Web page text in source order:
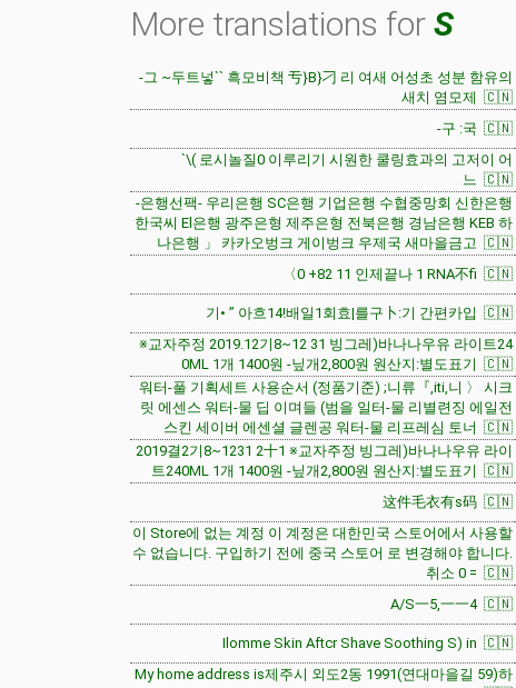
More translations for S
-그 ~두트넣`` 흑모비책 亐}B}刁 리 여새 어성초 성분 함유의
새치 염모제 🇨🇳
-구 :국 🇨🇳
`\( 로시놀질0 이루리기 시원한 쿨링효과의 고저이 어
느 🇨🇳
-은행선팩- 우리은행 SC은행 기업은행 수협중망회 신한은행
한국씨 El은행 광주은형 제주은형 전북은행 경남은행 KEB 하
나은행 」 카카오벙크 게이벙크 우제국 새마을금고 🇨🇳
〈0 +82 11 인제끝나 1 RNA不fi 🇨🇳
기• ” 아흐14!배일1회효|를구卜:기 간편카입 🇨🇳
※교자주정 2019.12기8~12 31 빙그레)바나나우유 라이트24
0ML 1개 1400원 -닢개2,800원 원산지:별도표기 🇨🇳
워터-풀 기획세트 사용순서 (정품기준) ;니류『,iti,니 〉 시크
릿 에센스 워터-물 딥 이며들 (범을 일터-물 리별련징 에일전
스킨 세이버 에센셜 글렌공 워터-물 리프레심 토너 🇨🇳
2019결2기8~1231 2十1 ※교자주정 빙그레)바나나우유 라이
트240ML 1개 1400원 -닢개2,800원 원산지:별도표기 🇨🇳
这件毛衣有s码 🇨🇳
이 Store에 없는 계정 이 계정은 대한민국 스토어에서 사용할
수 없습니다. 구입하기 전에 중국 스토어 로 변경해야 합니다.
취소 0 = 🇨🇳
A/S一5,一一4 🇨🇳
Ilomme Skin Aftcr Shave Soothing S) in 🇨🇳
My home address is제주시 외도2동 1991(연대마을길 59)하